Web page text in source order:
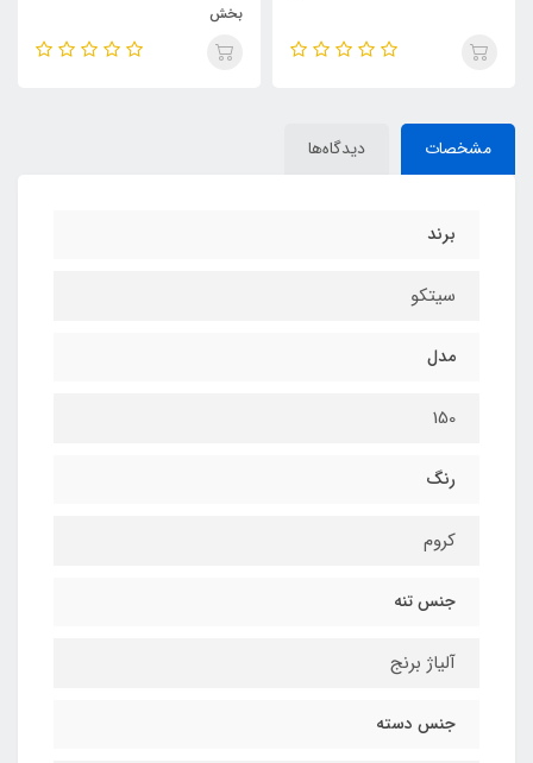
بخش
مشخصات دیدگاه‌ها
برند
سیتکو
مدل
150
رنگ
کروم
جنس تنه
آلیاژ برنج
جنس دسته